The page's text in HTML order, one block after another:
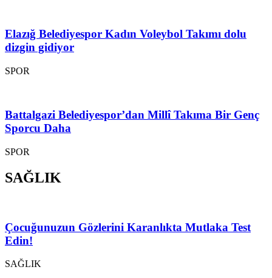
Elazığ Belediyespor Kadın Voleybol Takımı dolu
dizgin gidiyor
SPOR
Battalgazi Belediyespor’dan Millî Takıma Bir Genç
Sporcu Daha
SPOR
SAĞLIK
Çocuğunuzun Gözlerini Karanlıkta Mutlaka Test
Edin!
SAĞLIK